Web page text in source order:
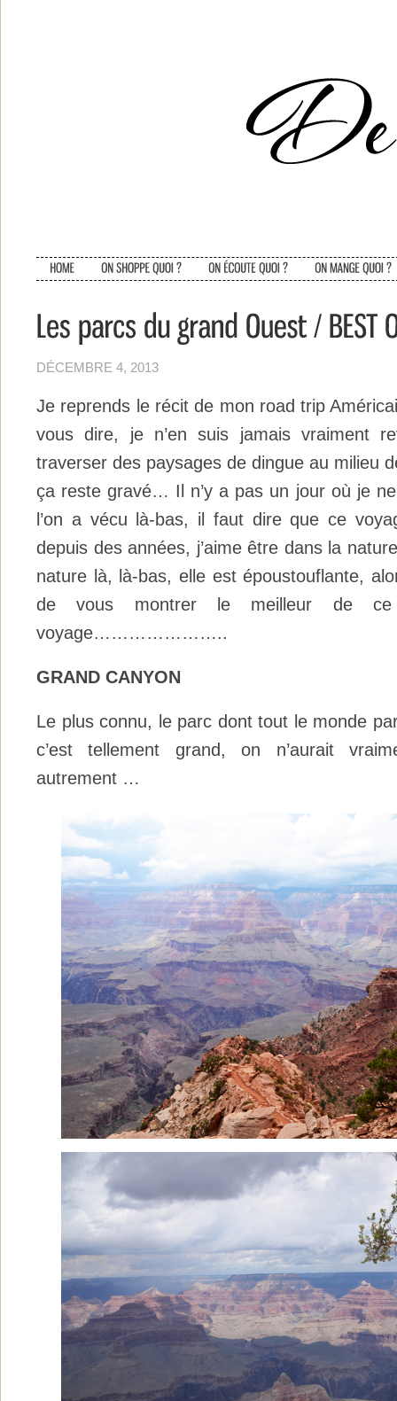
DÉCEMBRE 4, 2013
Je reprends le récit de mon road trip
vous dire, je n’en suis jamais vraiment
traverser des paysages de dingue au milieu
ça reste gravé… Il n’y a pas un jour où je
l’on a vécu là-bas, il faut dire que ce
depuis des années, j’aime être dans la
nature là, là-bas, elle est époustouflante,
de vous montrer le meilleur de
voyage…………………..
GRAND CANYON
Le plus connu, le parc dont tout le monde
c’est tellement grand, on n’aurait
autrement …